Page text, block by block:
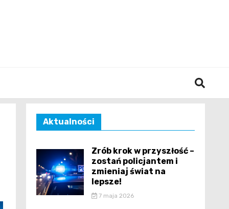
Aktualności
Zrób krok w przyszłość –
zostań policjantem i
zmieniaj świat na
lepsze!
7 maja 2026